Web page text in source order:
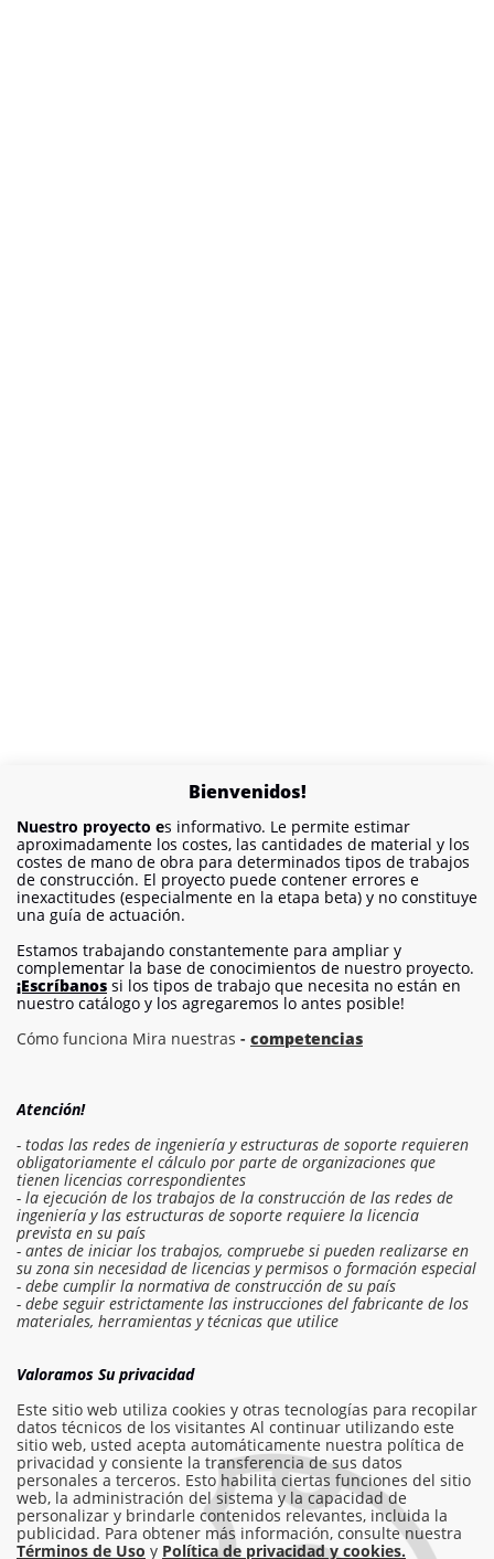
info@am-builder.com
Ayuda al proyecto
CatalogarSobre el proyectoPara socios
Contactos
Iniciar sesión en el presupuesto
Solicitar trabajo
Bienvenidos!
Nuestro proyecto es informativo. Le permite estimar
aproximadamente los costes, las cantidades de material y los
costes de mano de obra para determinados tipos de trabajos
de construcción. El proyecto puede contener errores e
inexactitudes (especialmente en la etapa beta) y no constituye
una guía de actuación.
Estamos trabajando constantemente para ampliar y
complementar la base de conocimientos de nuestro proyecto.
¡Escríbanos si los tipos de trabajo que necesita no están en
nuestro catálogo y los agregaremos lo antes posible!
Cómo funciona Mira nuestras - competencias
Atención!
- todas las redes de ingeniería y estructuras de soporte requieren
obligatoriamente el cálculo por parte de organizaciones que
tienen licencias correspondientes
- la ejecución de los trabajos de la construcción de las redes de
ingeniería y las estructuras de soporte requiere la licencia
prevista en su país
- antes de iniciar los trabajos, compruebe si pueden realizarse en
su zona sin necesidad de licencias y permisos o formación especial
- debe cumplir la normativa de construcción de su país
- debe seguir estrictamente las instrucciones del fabricante de los
materiales, herramientas y técnicas que utilice
Valoramos Su privacidad
Este sitio web utiliza cookies y otras tecnologías para recopilar
datos técnicos de los visitantes Al continuar utilizando este
sitio web, usted acepta automáticamente nuestra política de
privacidad y consiente la transferencia de sus datos
personales a terceros. Esto habilita ciertas funciones del sitio
web, la administración del sistema y la capacidad de
personalizar y brindarle contenidos relevantes, incluida la
publicidad. Para obtener más información, consulte nuestra
Términos de Uso y Política de privacidad y cookies.